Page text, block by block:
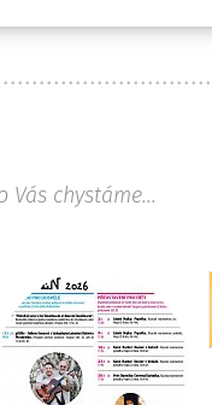
Vás chystáme...